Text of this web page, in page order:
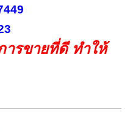
ารขายที่ดี ทำให้